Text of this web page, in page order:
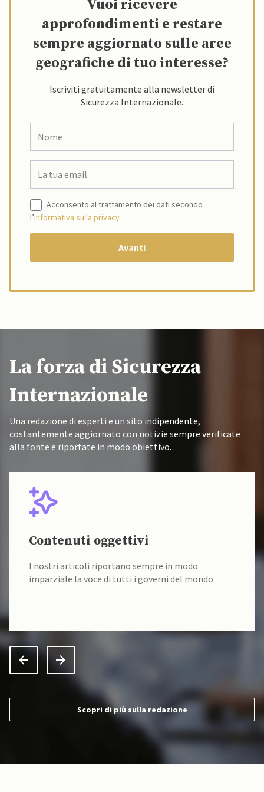
Vuoi ricevere
approfondimenti e restare
sempre aggiornato sulle aree
geografiche di tuo interesse?
Iscriviti gratuitamente alla newsletter di
Sicurezza Internazionale.
Acconsento al trattamento dei dati secondo
l’informativa sulla privacy
La forza di Sicurezza
Internazionale
Una redazione di esperti e un sito indipendente,
costantemente aggiornato con notizie sempre verificate
alla fonte e riportate in modo obiettivo.
Contenuti oggettivi
I nostri articoli riportano sempre in modo
imparziale la voce di tutti i governi del mondo.
Scopri di più sulla redazione